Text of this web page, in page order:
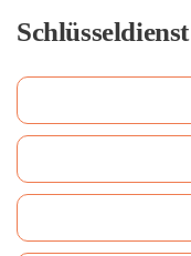
Schlüsseldienst